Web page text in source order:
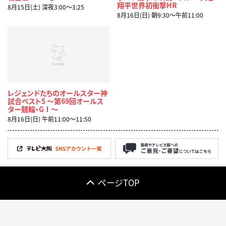
8月15日(土) 深夜3:00〜3:25
翔平世界初衝撃HR
8月16日(日) 朝9:30〜午前11:00
レジェンドたちのオールスター神
試合ベスト5 ～第69回オールス
ター競輪・GⅠ～
8月16日(日) 午前11:00〜11:50
ページTOP